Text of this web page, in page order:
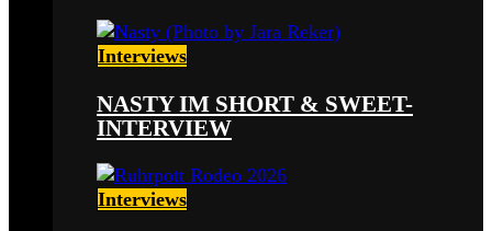
Interviews
NASTY IM SHORT & SWEET-
INTERVIEW
Interviews